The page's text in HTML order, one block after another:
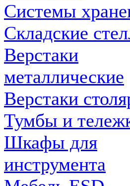
Системы
Складские
Верстаки
металлические
Верстаки
Тумбы и
Шкафы для
инструмента